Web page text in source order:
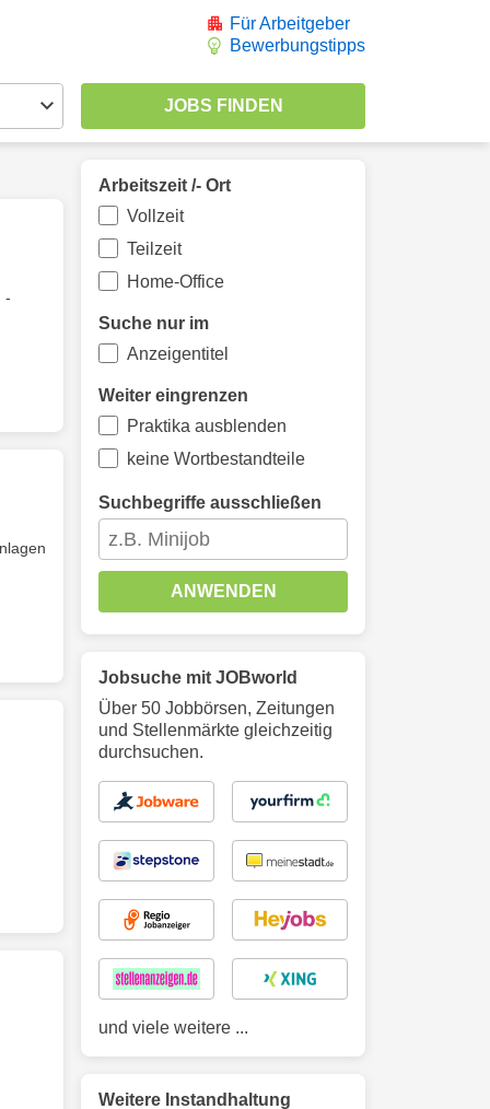
Für Arbeitgeber
Bewerbungstipps
-
Arbeitszeit /- Ort
Vollzeit
Teilzeit
Home-Office
Suche nur im
Anzeigentitel
Weiter eingrenzen
Praktika ausblenden
keine Wortbestandteile
Suchbegriffe ausschließen
ANWENDEN
Jobsuche mit JOBworld
Über 50 Jobbörsen, Zeitungen
und Stellenmärkte gleichzeitig
durchsuchen.
und viele weitere ...
Weitere Instandhaltung